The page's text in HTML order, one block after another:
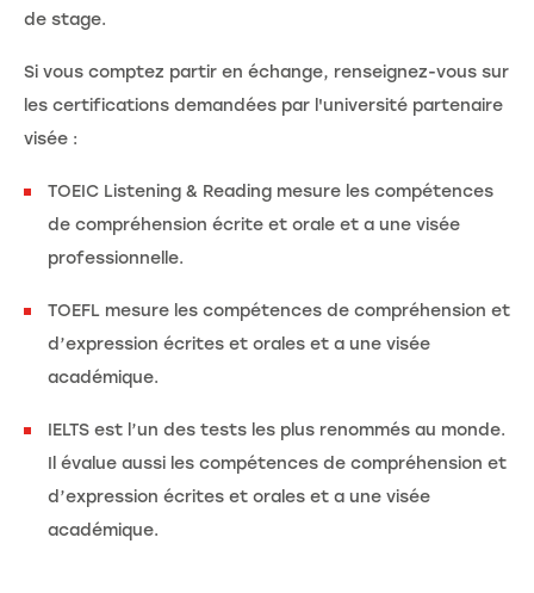
de stage.
Si vous comptez partir en échange, renseignez-vous sur
les certifications demandées par l'université partenaire
visée :
TOEIC Listening & Reading mesure les compétences
de compréhension écrite et orale et a une visée
professionnelle.
TOEFL mesure les compétences de compréhension et
d’expression écrites et orales et a une visée
académique.
IELTS est l’un des tests les plus renommés au monde.
Il évalue aussi les compétences de compréhension et
d’expression écrites et orales et a une visée
académique.